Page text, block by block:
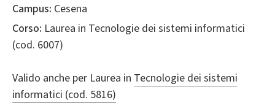
Campus: Cesena
Corso: Laurea in Tecnologie dei sistemi informatici
(cod. 6007)
Valido anche per Laurea in Tecnologie dei sistemi
informatici (cod. 5816)